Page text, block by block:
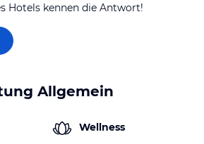
Hotels kennen die Antwort!
Allgemein
Wellness